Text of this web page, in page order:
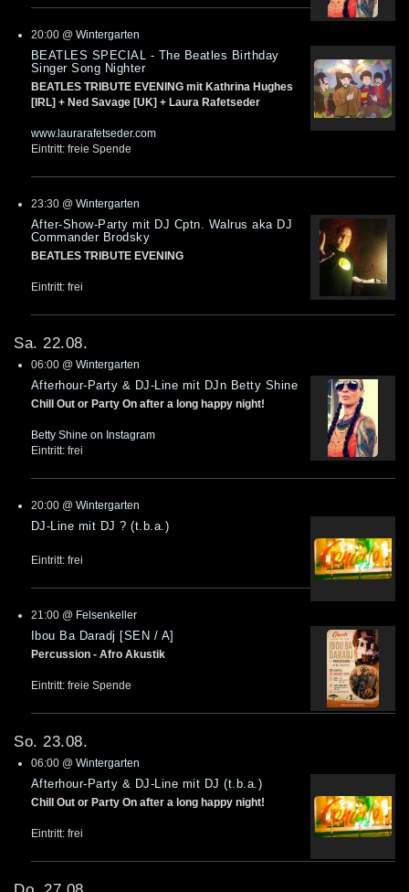
20:00@ Wintergarten
BEATLES SPECIAL - The Beatles Birthday
Singer Song Nighter
BEATLES TRIBUTE EVENING mit Kathrina Hughes
[IRL] + Ned Savage [UK] + Laura Rafetseder
www.laurarafetseder.com
Eintritt: freie Spende
23:30@ Wintergarten
After-Show-Party mit DJ Cptn. Walrus aka DJ
Commander Brodsky
BEATLES TRIBUTE EVENING
Eintritt: frei
Sa. 22.08.
06:00@ Wintergarten
Afterhour-Party & DJ-Line mit DJn Betty Shine
Chill Out or Party On after a long happy night!
Betty Shine on Instagram
Eintritt: frei
20:00@ Wintergarten
DJ-Line mit DJ ? (t.b.a.)
Eintritt: frei
21:00@ Felsenkeller
Ibou Ba Daradj [SEN / A]
Percussion - Afro Akustik
Eintritt: freie Spende
So. 23.08.
06:00@ Wintergarten
Afterhour-Party & DJ-Line mit DJ (t.b.a.)
Chill Out or Party On after a long happy night!
Eintritt: frei